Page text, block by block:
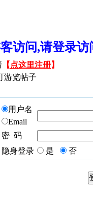
客访问,请登录
【 点这里注册】
游览帖子
用户名
Email
密 码
隐身登录
是 否